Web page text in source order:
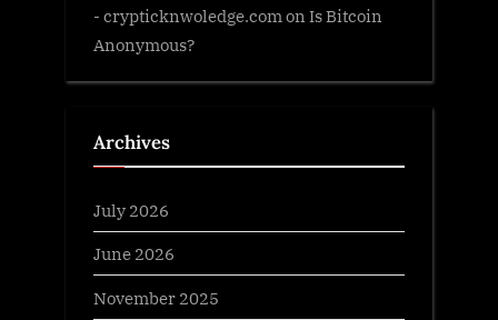
- crypticknwoledge.comon Is Bitcoin
Anonymous?
Archives
July 2026
June 2026
November 2025